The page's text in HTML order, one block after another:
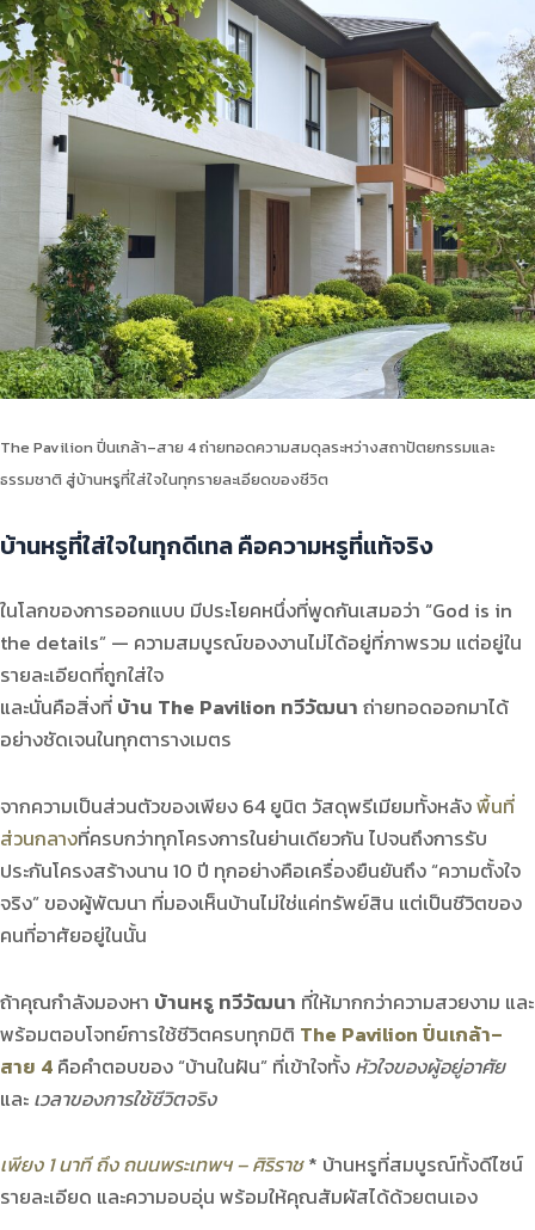
The Pavilion ปิ่นเกล้า–สาย 4 ถ่ายทอดความสมดุลระหว่างสถาปัตยกรรมและ
ธรรมชาติ สู่บ้านหรูที่ใส่ใจในทุกรายละเอียดของชีวิต
บ้านหรูที่ใส่ใจในทุกดีเทล คือความหรูที่แท้จริง
ในโลกของการออกแบบ มีประโยคหนึ่งที่พูดกันเสมอว่า “God is in
the details” — ความสมบูรณ์ของงานไม่ได้อยู่ที่ภาพรวม แต่อยู่ใน
รายละเอียดที่ถูกใส่ใจ
และนั่นคือสิ่งที่ บ้าน The Pavilion ทวีวัฒนา ถ่ายทอดออกมาได้
อย่างชัดเจนในทุกตารางเมตร
จากความเป็นส่วนตัวของเพียง 64 ยูนิต วัสดุพรีเมียมทั้งหลังพื้นที่
ส่วนกลางที่ครบกว่าทุกโครงการในย่านเดียวกัน ไปจนถึงการรับ
ประกันโครงสร้างนาน 10 ปี ทุกอย่างคือเครื่องยืนยันถึง “ความตั้งใจ
จริง” ของผู้พัฒนา ที่มองเห็นบ้านไม่ใช่แค่ทรัพย์สิน แต่เป็นชีวิตของ
คนที่อาศัยอยู่ในนั้น
ถ้าคุณกำลังมองหา บ้านหรู ทวีวัฒนา ที่ให้มากกว่าความสวยงาม และ
พร้อมตอบโจทย์การใช้ชีวิตครบทุกมิติ The Pavilion ปิ่นเกล้า–
สาย 4 คือคำตอบของ “บ้านในฝัน” ที่เข้าใจทั้ง หัวใจของผู้อยู่อาศัย
และ เวลาของการใช้ชีวิตจริง
เพียง 1 นาที ถึง ถนนพระเทพฯ – ศิริราช* บ้านหรูที่สมบูรณ์ทั้งดีไซน์
รายละเอียด และความอบอุ่น พร้อมให้คุณสัมผัสได้ด้วยตนเอง